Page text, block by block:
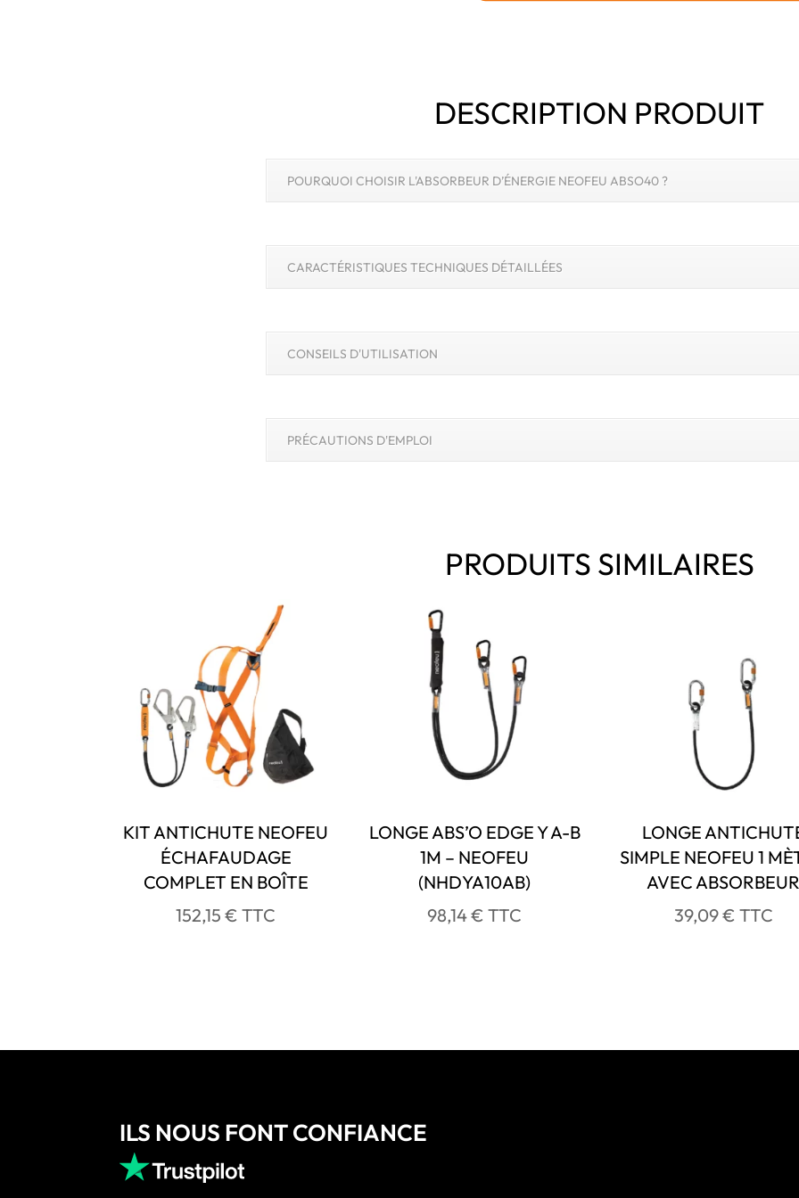
DESCRIPTION PRODUIT
POURQUOI CHOISIR L'ABSORBEUR D’ÉNERGIE NEOFEU ABSO40 ?
CARACTÉRISTIQUES TECHNIQUES DÉTAILLÉES
CONSEILS D'UTILISATION
PRÉCAUTIONS D'EMPLOI
PRODUITS SIMILAIRES
KIT ANTICHUTE NEOFEU
ÉCHAFAUDAGE
COMPLET EN BOÎTE
152,15€ TTC
LONGE ABS’O EDGE Y A-B
1M – NEOFEU
(NHDYA10AB)
98,14€ TTC
LONGE
SIMPLE NEOFEU 1
AVEC
39,09€ TTC
ILS NOUS FONT CONFIANCE